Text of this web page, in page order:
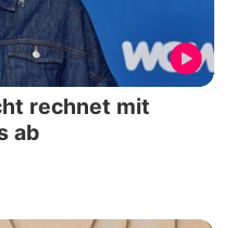
rechnet mit
ab